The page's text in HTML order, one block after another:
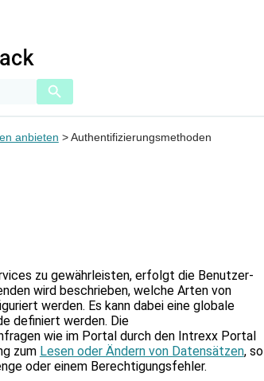
Verwende
die
nach
oben
Drücke
die
Eingabetaste,
um
zum
ausgewählten
Suchergebnis
zu
anbieten >Authentifizierungsmethoden
zu gewährleisten, erfolgt die Benutzer-
wird beschrieben, welche Arten von
werden. Es kann dabei eine globale
definiert werden. Die
wie im Portal durch den Intrexx Portal
zum Lesen oder Ändern von Datensätzen, so
oder einem Berechtigungsfehler.